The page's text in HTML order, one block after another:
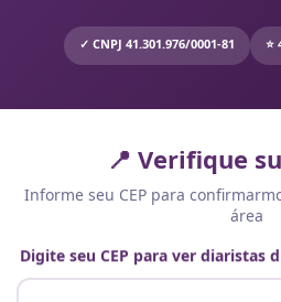
✓ CNPJ 41.301.976/0001-81 ⭐
📍 Verifique
Informe seu CEP para
área
Digite seu CEP para ver diaristas